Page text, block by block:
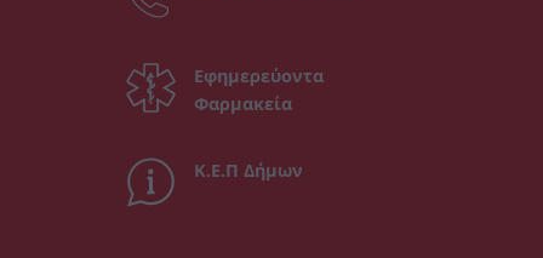
Εφημερεύοντα
Φαρμακεία
Κ.Ε.Π Δήμων